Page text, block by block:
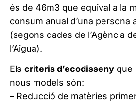
és de 46m3 que equival a la
consum anual d’una persona
(segons dades de l’Agència
l’Aigua).
Els criteris d’ecodisseny que
nous models són:
– Reducció de matèries